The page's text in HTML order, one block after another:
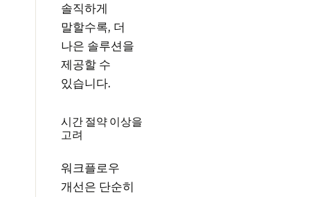
솔직하게
말할수록, 더
나은 솔루션을
제공할 수
있습니다.
시간 절약 이상을
고려
워크플로우
개선은 단순히